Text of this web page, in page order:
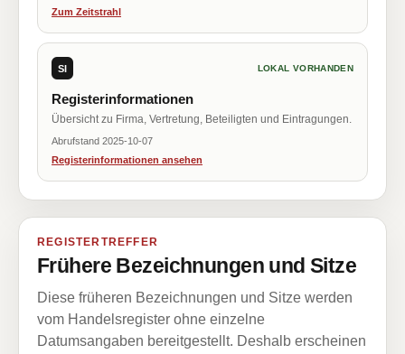
Zum Zeitstrahl
SI LOKAL VORHANDEN
Registerinformationen
Übersicht zu Firma, Vertretung, Beteiligten und Eintragungen.
Abrufstand 2025-10-07
Registerinformationen ansehen
REGISTERTREFFER
Frühere Bezeichnungen und Sitze
Diese früheren Bezeichnungen und Sitze werden
vom Handelsregister ohne einzelne
Datumsangaben bereitgestellt. Deshalb erscheinen